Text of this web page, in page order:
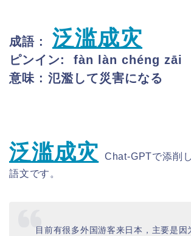
成語 : 泛滥成灾
ピンイン: fàn làn chéng zāi
意味 : 氾濫して災害になる
泛滥成灾 Chat-GPTで添削
語文です。
目前有很多外国游客来日本，主要是因